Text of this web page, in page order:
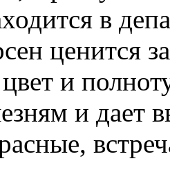
в
ценится
и
и дает